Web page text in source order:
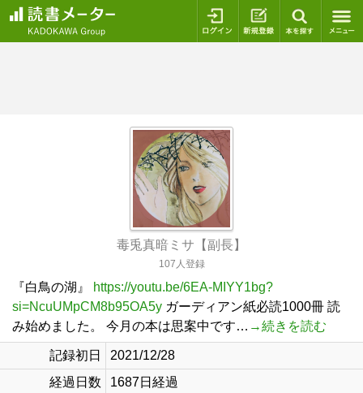
ログイン 新規登録
毒兎真暗ミサ【副長】
107人登録
『白鳥の湖』
https://youtu.be/6EA-MIYY1bg?
si=NcuUMpCM8b95OA5y ガーディアン紙必読1000冊 読
み始めました。 今月の本は思案中です… →続きを読む
記録初日
2021/12/28
経過日数
1687日経過